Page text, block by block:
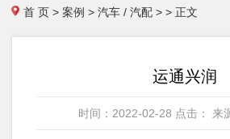
首 页> 案例 > 汽车 / 汽配> > 正文
运通兴润
时间：2022-02-28 点击： 来